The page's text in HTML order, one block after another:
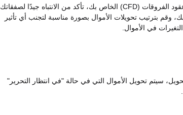
قبل تحويل الأموال من حساب عقود الفروقات (CFD) الخاص بك، تأكد من الانتباه جيدًا لصفقاتك
بترتيب تحويلات الأموال بصورة مناسبة لتجنب أي تأثير
في الأموال.
سيتم تحويل الأموال التي في حالة "في انتظار التحرير"